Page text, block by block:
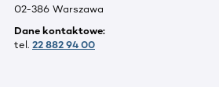
02-386 Warszawa
Dane kontaktowe:
tel. 22 882 94 00